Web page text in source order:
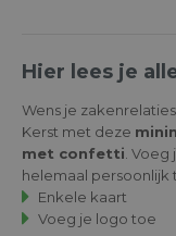
Hier lees je
Wens je
Kerst met deze
met confetti .
helemaal persoonlijk
Enkele kaart
Voeg je logo toe